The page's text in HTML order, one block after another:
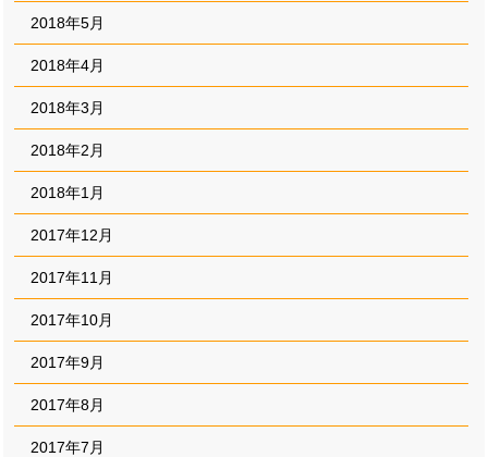
2018年5月
2018年4月
2018年3月
2018年2月
2018年1月
2017年12月
2017年11月
2017年10月
2017年9月
2017年8月
2017年7月